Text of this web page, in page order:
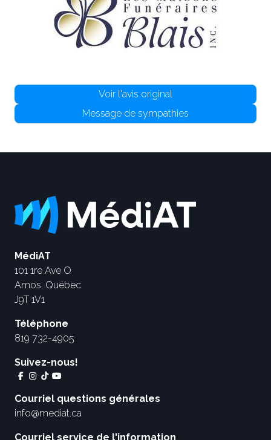
Voir l'avis original
Message de sympathies
MédiAT
101 1re Ave O
Amos, Québec
J9T 1V1
Téléphone
819 732-4905
Suivez-nous!
Courriel questions générales
info@mediat.ca
Courriel service de l'information